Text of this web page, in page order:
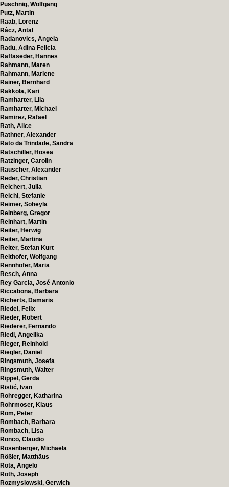
Puschnig, Wolfgang
Putz, Martin
Raab, Lorenz
Rácz, Antal
Radanovics, Angela
Radu, Adina Felicia
Raffaseder, Hannes
Rahmann, Maren
Rahmann, Marlene
Rainer, Bernhard
Rakkola, Kari
Ramharter, Lila
Ramharter, Michael
Ramirez, Rafael
Rath, Alice
Rathner, Alexander
Rato da Trindade, Sandra
Ratschiller, Hosea
Ratzinger, Carolin
Rauscher, Alexander
Reder, Christian
Reichert, Julia
Reichl, Stefanie
Reimer, Soheyla
Reinberg, Gregor
Reinhart, Martin
Reiter, Herwig
Reiter, Martina
Reiter, Stefan Kurt
Reithofer, Wolfgang
Rennhofer, Maria
Resch, Anna
Rey Garcia, José Antonio
Riccabona, Barbara
Richerts, Damaris
Riedel, Felix
Rieder, Robert
Riederer, Fernando
Riedl, Angelika
Rieger, Reinhold
Riegler, Daniel
Ringsmuth, Josefa
Ringsmuth, Walter
Rippel, Gerda
Ristić, Ivan
Rohregger, Katharina
Rohrmoser, Klaus
Rom, Peter
Rombach, Barbara
Rombach, Lisa
Ronco, Claudio
Rosenberger, Michaela
Rößler, Matthäus
Rota, Angelo
Roth, Joseph
Rozmyslowski, Gerwich